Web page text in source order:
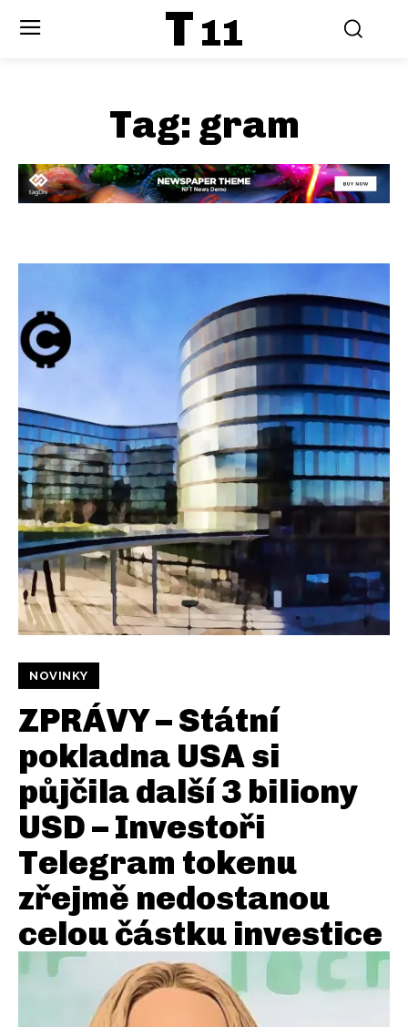
T 11
Tag: gram
NOVINKY
ZPRÁVY – Státní
pokladna USA si
půjčila další 3 biliony
USD – Investoři
Telegram tokenu
zřejmě nedostanou
celou částku investice